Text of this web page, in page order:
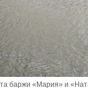
баржи «Мария» и